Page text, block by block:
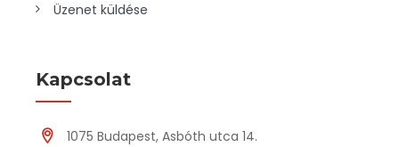
Üzenet küldése
Kapcsolat
1075 Budapest, Asbóth utca 14.